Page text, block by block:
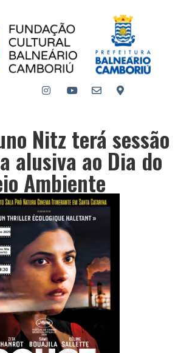
Nitz terá sessão
alusiva ao Dia do
Ambiente